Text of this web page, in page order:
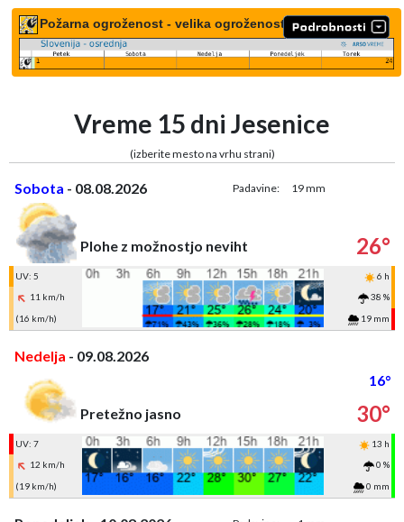
Požarna ogroženost - velika ogroženost
Vreme 15 dni Jesenice
(izberite mesto na vrhu strani)
Sobota - 08.08.2026 Padavine: 19 mm
Plohe z možnostjo neviht 26°
UV: 5
6 h
11 km/h
38 %
(16 km/h)
19 mm
Nedelja - 09.08.2026
16°
Pretežno jasno
30°
UV: 7
13 h
12 km/h
0 %
(19 km/h)
0 mm